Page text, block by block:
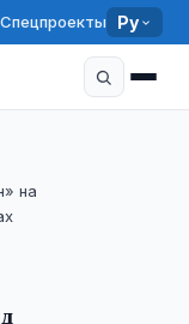
Спецпроекты Ру
на